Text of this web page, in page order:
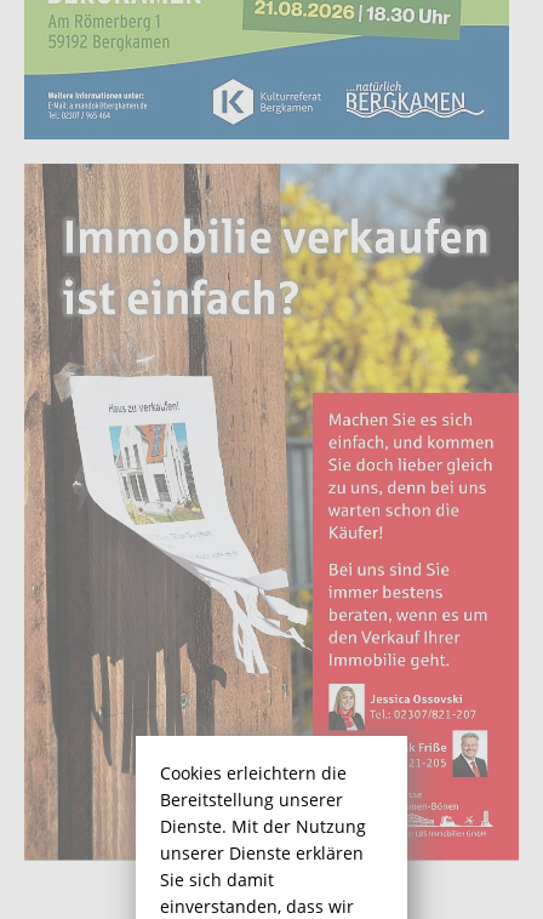
Cookies erleichtern die
Bereitstellung unserer
Dienste. Mit der Nutzung
unserer Dienste erklären
Sie sich damit
einverstanden, dass wir